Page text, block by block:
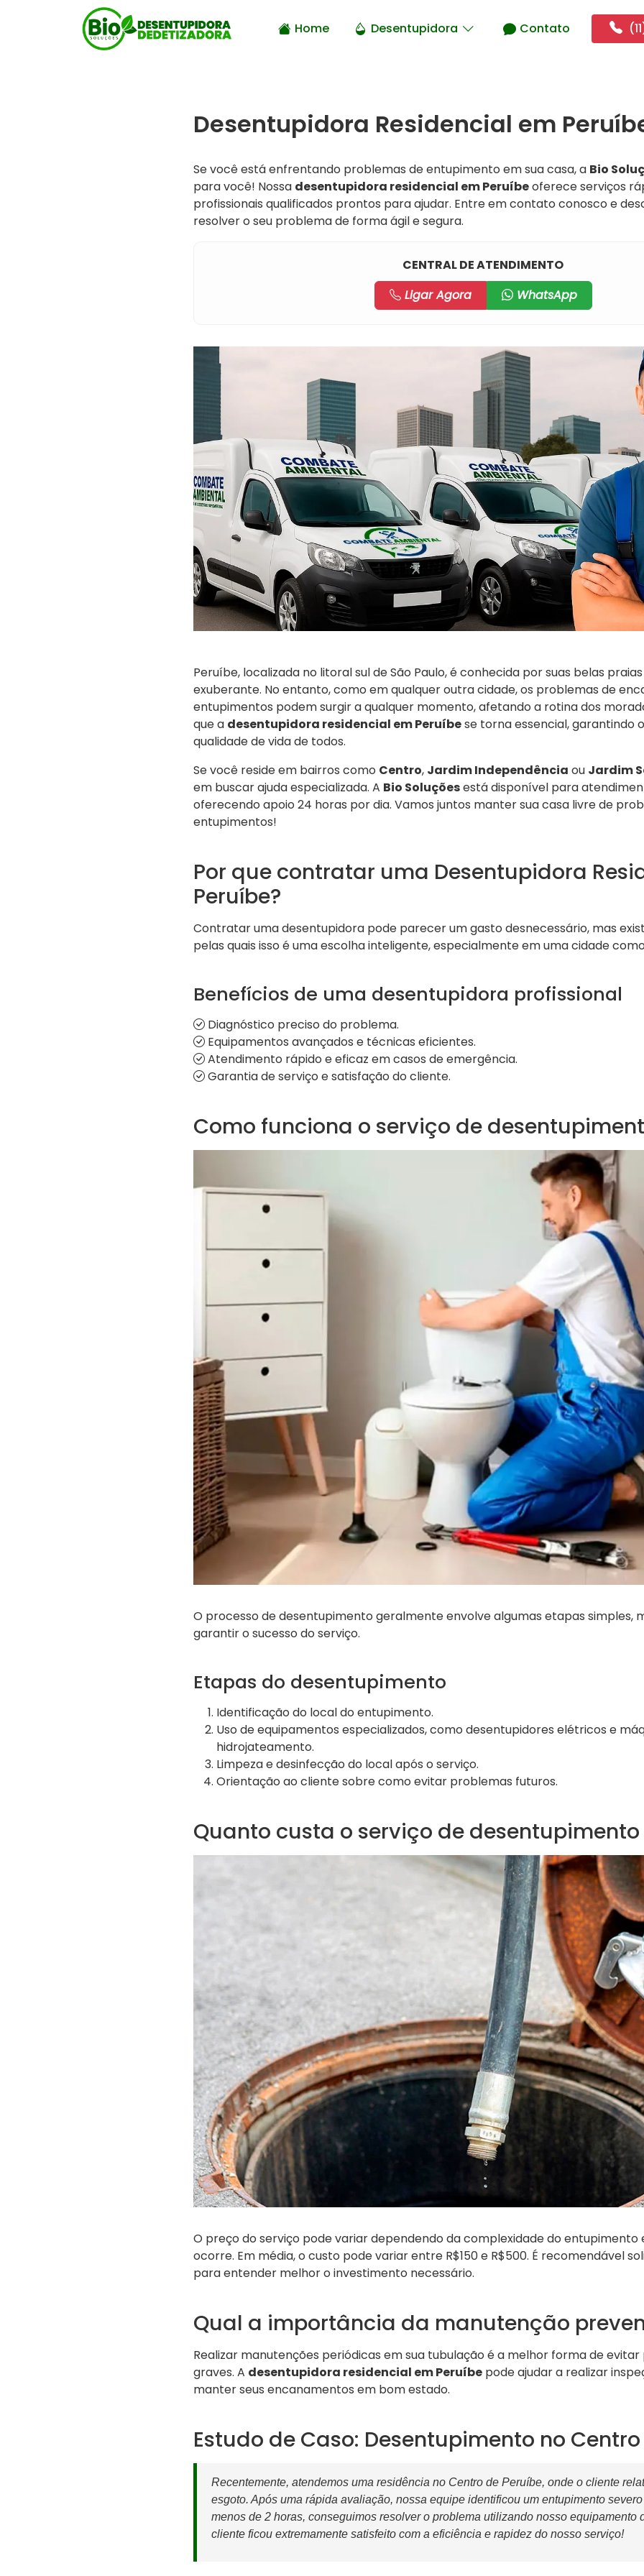
Home Desentupidora Contato
Desentupidora Residencial em
Se você está enfrentando problemas de entupimento em sua casa, a Bio
para você! Nossa desentupidora residencial em Peruíbeoferece serviços
profissionais qualificados prontos para ajudar. Entre em contato conosco e
resolver o seu problema de forma ágil e segura.
CENTRAL DE ATENDIMENTO
Ligar Agora
WhatsApp
Peruíbe, localizada no litoral sul de São Paulo, é conhecida por suas belas
exuberante. No entanto, como em qualquer outra cidade, os problemas de
entupimentos podem surgir a qualquer momento, afetando a rotina dos
que a desentupidora residencial em Peruíbese torna essencial, garantindo
qualidade de vida de todos.
Se você reside em bairros como Centro, Jardim Independência ou Jardim
em buscar ajuda especializada. A Bio Soluçõesestá disponível para
oferecendo apoio 24 horas por dia. Vamos juntos manter sua casa livre de
entupimentos!
Por que contratar uma Desentupidora
Peruíbe?
Contratar uma desentupidora pode parecer um gasto desnecessário, mas
pelas quais isso é uma escolha inteligente, especialmente em uma cidade
Benefícios de uma desentupidora profissional
Diagnóstico preciso do problema.
Equipamentos avançados e técnicas eficientes.
Atendimento rápido e eficaz em casos de emergência.
Garantia de serviço e satisfação do cliente.
Como funciona o serviço de
O processo de desentupimento geralmente envolve algumas etapas simples,
garantir o sucesso do serviço.
Etapas do desentupimento
Identificação do local do entupimento.
Uso de equipamentos especializados, como desentupidores elétricos e
hidrojateamento.
Limpeza e desinfecção do local após o serviço.
Orientação ao cliente sobre como evitar problemas futuros.
Quanto custa o serviço de desentupimento
O preço do serviço pode variar dependendo da complexidade do entupimento
ocorre. Em média, o custo pode variar entre R$150 e R$500. É recomendável
para entender melhor o investimento necessário.
Qual a importância da manutenção
Realizar manutenções periódicas em sua tubulação é a melhor forma de
graves. A desentupidora residencial em Peruíbepode ajudar a realizar
manter seus encanamentos em bom estado.
Estudo de Caso: Desentupimento no
Recentemente, atendemos uma residência no Centro de Peruíbe, onde o cliente
esgoto. Após uma rápida avaliação, nossa equipe identificou um entupimento
menos de 2 horas, conseguimos resolver o problema utilizando nosso equipamento
cliente ficou extremamente satisfeito com a eficiência e rapidez do nosso serviço!